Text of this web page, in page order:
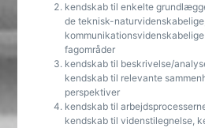
kendskab til enkelte
de teknisk-
fagområder
kendskab til beskrivelse/
kendskab til relevante
perspektiver
kendskab til
kendskab til videnstilegnelse,